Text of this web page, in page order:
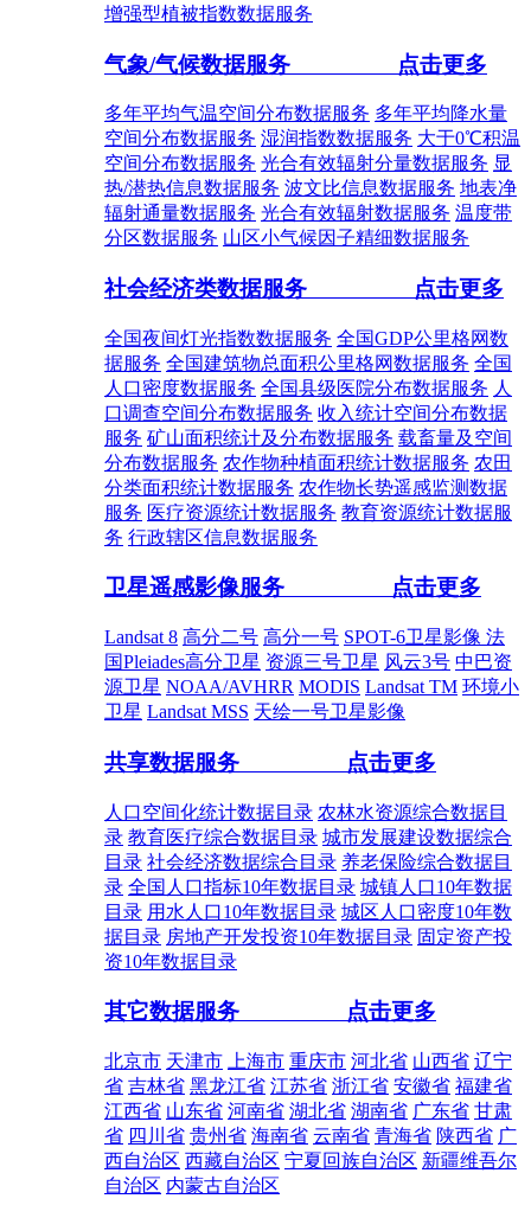
增强型植被指数数据服务
气象/气候数据服务 点击更多
多年平均气温空间分布数据服务 多年平均降水量
空间分布数据服务 湿润指数数据服务 大于0℃积温
空间分布数据服务 光合有效辐射分量数据服务 显
热/潜热信息数据服务 波文比信息数据服务 地表净
辐射通量数据服务 光合有效辐射数据服务 温度带
分区数据服务 山区小气候因子精细数据服务
社会经济类数据服务 点击更多
全国夜间灯光指数数据服务 全国GDP公里格网数
据服务 全国建筑物总面积公里格网数据服务 全国
人口密度数据服务 全国县级医院分布数据服务 人
口调查空间分布数据服务 收入统计空间分布数据
服务 矿山面积统计及分布数据服务 载畜量及空间
分布数据服务 农作物种植面积统计数据服务 农田
分类面积统计数据服务 农作物长势遥感监测数据
服务 医疗资源统计数据服务 教育资源统计数据服
务 行政辖区信息数据服务
卫星遥感影像服务 点击更多
Landsat 8 高分二号 高分一号 SPOT-6卫星影像 法
国Pleiades高分卫星 资源三号卫星 风云3号 中巴资
源卫星 NOAA/AVHRR MODIS Landsat TM 环境小
卫星 Landsat MSS 天绘一号卫星影像
共享数据服务 点击更多
人口空间化统计数据目录 农林水资源综合数据目
录 教育医疗综合数据目录 城市发展建设数据综合
目录 社会经济数据综合目录 养老保险综合数据目
录 全国人口指标10年数据目录 城镇人口10年数据
目录 用水人口10年数据目录 城区人口密度10年数
据目录 房地产开发投资10年数据目录 固定资产投
资10年数据目录
其它数据服务 点击更多
北京市 天津市 上海市 重庆市 河北省 山西省 辽宁
省 吉林省 黑龙江省 江苏省 浙江省 安徽省 福建省
江西省 山东省 河南省 湖北省 湖南省 广东省 甘肃
省 四川省 贵州省 海南省 云南省 青海省 陕西省 广
西自治区 西藏自治区 宁夏回族自治区 新疆维吾尔
自治区 内蒙古自治区